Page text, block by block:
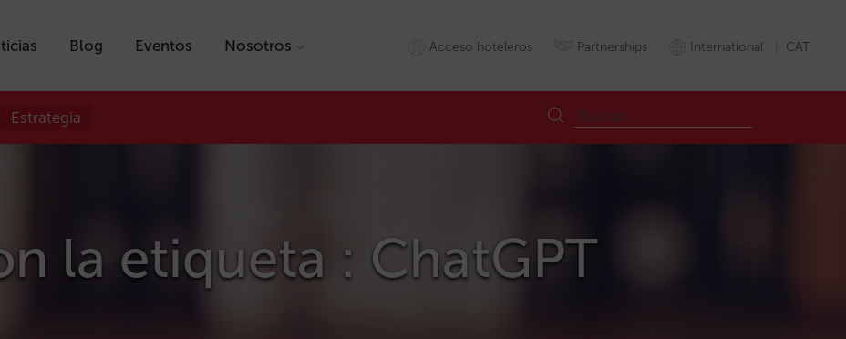
Blog Eventos Nosotros Acceso hoteleros Partnerships International CAT
Estrategia
la etiqueta : ChatGPT